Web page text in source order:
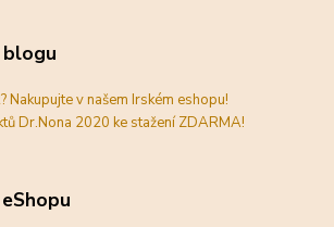
blogu
Nakupujte v našem Irském eshopu!
Dr.Nona 2020 ke stažení ZDARMA!